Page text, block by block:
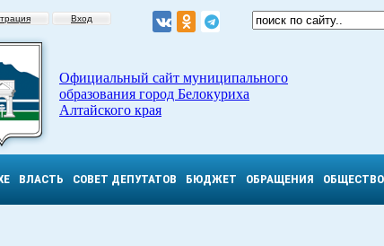
Вход
Официальный сайт муниципального
образования город Белокуриха
Алтайского края
ВЛАСТЬ СОВЕТ ДЕПУТАТОВ БЮДЖЕТ ОБРАЩЕНИЯ ОБЩЕСТВО